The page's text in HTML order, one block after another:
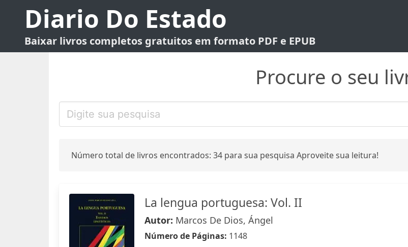
Diario Do Estado
Baixar livros completos gratuitos em formato PDF e EPUB
Procure o seu
Número total de livros encontrados: 34 para sua pesquisa Aproveite sua leitura!
La lengua portuguesa: Vol. II
Autor: Marcos De Dios, Ángel
Número de Páginas: 1148